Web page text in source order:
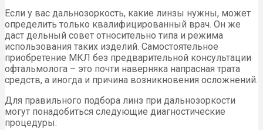
Если у вас дальнозоркость, какие линзы нужны, может
определить только квалифицированный врач. Он же
даст дельный совет относительно типа и режима
использования таких изделий. Самостоятельное
приобретение МКЛ без предварительной консультации
офтальмолога – это почти наверняка напрасная трата
средств, а иногда и причина возникновения осложнений.
Для правильного подбора линз при дальнозоркости
могут понадобиться следующие диагностические
процедуры: